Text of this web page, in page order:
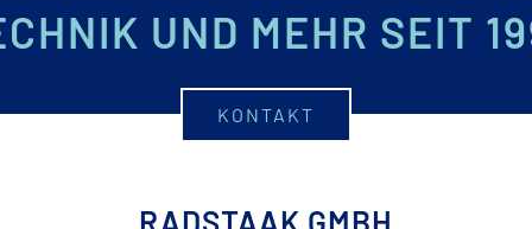
UND MEHR SEIT
KONTAKT
RADSTAAK GMBH